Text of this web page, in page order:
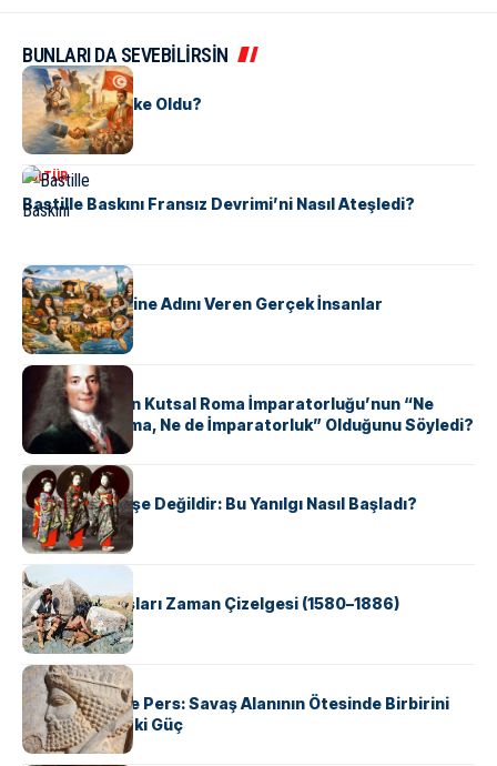
BUNLARI DA SEVEBİLİRSİN
KÜLTÜR
Tunus Nasıl Ülke Oldu?
KÜLTÜR
Bastille Baskını Fransız Devrimi’ni Nasıl Ateşledi?
KÜLTÜR
ABD Eyaletlerine Adını Veren Gerçek İnsanlar
KÜLTÜR
Voltaire Neden Kutsal Roma İmparatorluğu’nun “Ne
Kutsal, Ne Roma, Ne de İmparatorluk” Olduğunu Söyledi?
KÜLTÜR
Geyşalar Fahişe Değildir: Bu Yanılgı Nasıl Başladı?
KÜLTÜR
Apache Savaşları Zaman Çizelgesi (1580–1886)
KÜLTÜR
Antik Yunan ve Pers: Savaş Alanının Ötesinde Birbirini
Şekillendiren İki Güç